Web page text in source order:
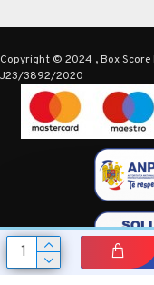
Copyright © 2024 , Box Score
J23/3892/2020